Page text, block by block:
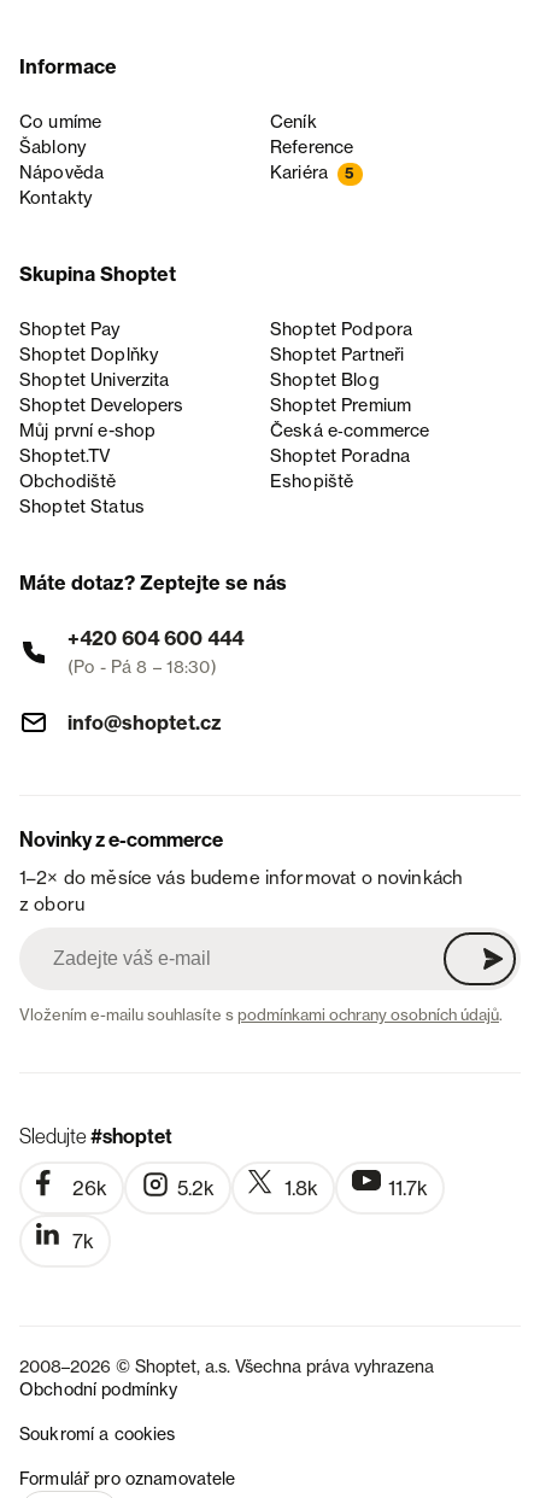
Informace
Co umíme
Ceník
Šablony
Reference
Nápověda
Kariéra 5
Kontakty
Skupina Shoptet
Shoptet Pay
Shoptet Podpora
Shoptet Doplňky
Shoptet Partneři
Shoptet Univerzita
Shoptet Blog
Shoptet Developers
Shoptet Premium
Můj první e-shop
Česká e‑commerce
Shoptet.TV
Shoptet Poradna
Obchodiště
Eshopiště
Shoptet Status
Máte dotaz? Zeptejte se nás
+420 604 600 444
(Po - Pá 8 – 18:30)
info@shoptet.cz
Novinky z e-commerce
1–2× do měsíce vás budeme informovat o novinkách
z oboru
Vložením e-mailu souhlasíte spodmínkami ochrany osobních údajů.
Sledujte#shoptet
26k 5.2k 1.8k 11.7k
7k
2008–2026 © Shoptet, a.s. Všechna práva vyhrazena
Obchodní podmínky
Soukromí a cookies
Formulář pro oznamovatele